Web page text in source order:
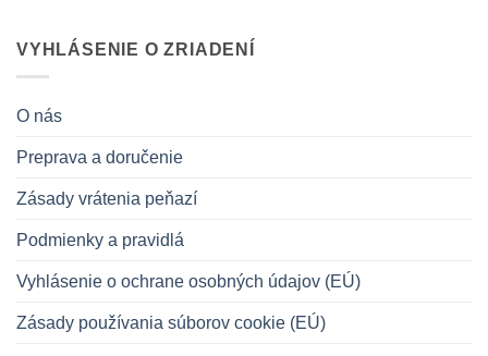
VYHLÁSENIE O ZRIADENÍ
O nás
Preprava a doručenie
Zásady vrátenia peňazí
Podmienky a pravidlá
Vyhlásenie o ochrane osobných údajov (EÚ)
Zásady používania súborov cookie (EÚ)